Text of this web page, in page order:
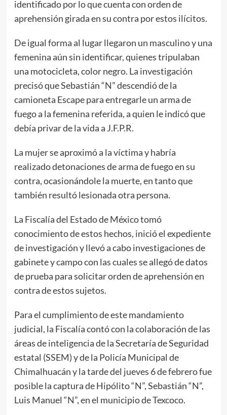
identificado por lo que cuenta con orden de
aprehensión girada en su contra por estos ilícitos.
De igual forma al lugar llegaron un masculino y una
femenina aún sin identificar, quienes tripulaban
una motocicleta, color negro. La investigación
precisó que Sebastián “N” descendió de la
camioneta Escape para entregarle un arma de
fuego a la femenina referida, a quien le indicó que
debía privar de la vida a J.F.P.R.
La mujer se aproximó a la víctima y habría
realizado detonaciones de arma de fuego en su
contra, ocasionándole la muerte, en tanto que
también resultó lesionada otra persona.
La Fiscalía del Estado de México tomó
conocimiento de estos hechos, inició el expediente
de investigación y llevó a cabo investigaciones de
gabinete y campo con las cuales se allegó de datos
de prueba para solicitar orden de aprehensión en
contra de estos sujetos.
Para el cumplimiento de este mandamiento
judicial, la Fiscalía contó con la colaboración de las
áreas de inteligencia de la Secretaría de Seguridad
estatal (SSEM) y de la Policía Municipal de
Chimalhuacán y la tarde del jueves 6 de febrero fue
posible la captura de Hipólito “N”, Sebastián “N”,
Luis Manuel “N”, en el municipio de Texcoco.